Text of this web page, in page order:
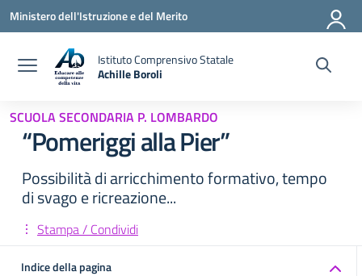
Vai ai contenuti
Vai al menu di navigazione
Vai al footer
Ministero dell'Istruzione e del Merito
Istituto Comprensivo Statale
Achille Boroli
SCUOLA SECONDARIA P. LOMBARDO
“Pomeriggi alla Pier”
Possibilità di arricchimento formativo, tempo
di svago e ricreazione...
Stampa / Condividi
Indice della pagina